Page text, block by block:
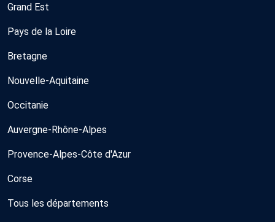
Grand Est
Pays de la Loire
Bretagne
Nouvelle-Aquitaine
Occitanie
Auvergne-Rhône-Alpes
Provence-Alpes-Côte d'Azur
Corse
Tous les départements